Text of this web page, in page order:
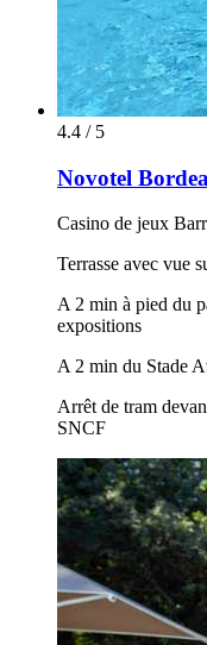
4.4 / 5
Novotel
Casino de jeux
Terrasse avec vue
A 2 min à pied du
expositions
A 2 min du Stade
Arrêt de tram
SNCF